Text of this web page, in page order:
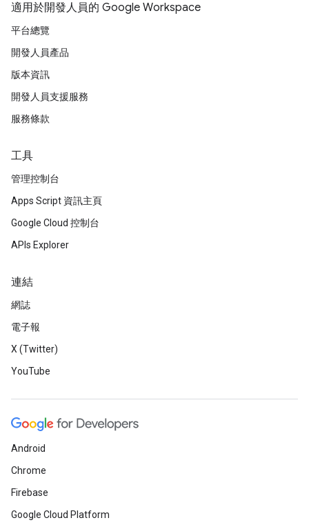
適用於開發人員的 Google Workspace
平台總覽
開發人員產品
版本資訊
開發人員支援服務
服務條款
工具
管理控制台
Apps Script 資訊主頁
Google Cloud 控制台
APIs Explorer
連結
網誌
電子報
X (Twitter)
YouTube
Android
Chrome
Firebase
Google Cloud Platform